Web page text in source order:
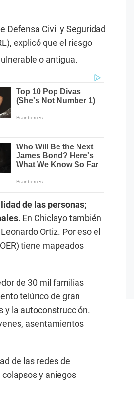
Defensa Civil y Seguridad
explicó que el riesgo
o antigua.
de las personas;
En Chiclayo también
Ortiz. Por eso el
tiene mapeados
de 30 mil familias
telúrico de gran
y la autoconstrucción.
asentamientos
de las redes de
y aniegos